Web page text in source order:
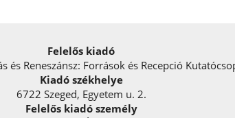
Felelős kiadó
és Reneszánsz: Források és Recepció
Kiadó székhelye
6722 Szeged, Egyetem u. 2.
Felelős kiadó személy